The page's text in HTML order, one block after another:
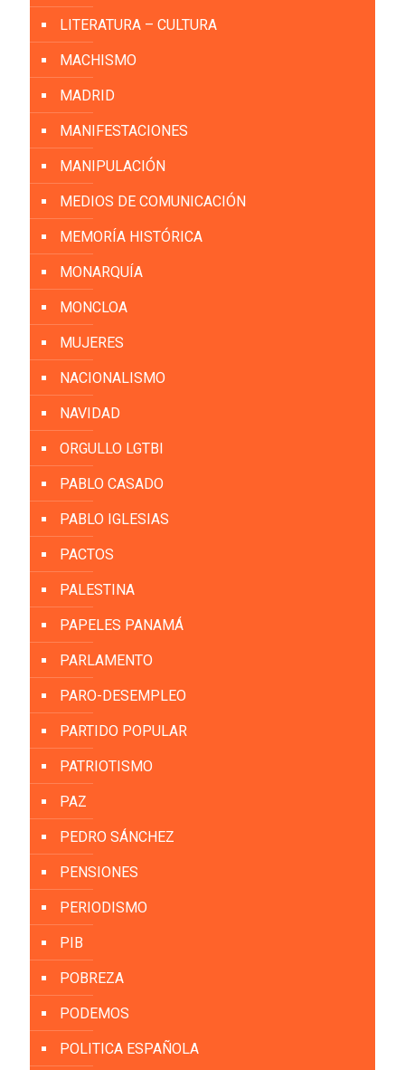
LITERATURA – CULTURA
MACHISMO
MADRID
MANIFESTACIONES
MANIPULACIÓN
MEDIOS DE COMUNICACIÓN
MEMORÍA HISTÓRICA
MONARQUÍA
MONCLOA
MUJERES
NACIONALISMO
NAVIDAD
ORGULLO LGTBI
PABLO CASADO
PABLO IGLESIAS
PACTOS
PALESTINA
PAPELES PANAMÁ
PARLAMENTO
PARO-DESEMPLEO
PARTIDO POPULAR
PATRIOTISMO
PAZ
PEDRO SÁNCHEZ
PENSIONES
PERIODISMO
PIB
POBREZA
PODEMOS
POLITICA ESPAÑOLA